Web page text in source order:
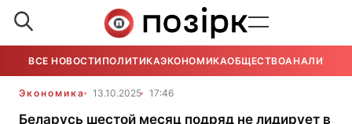
ВСЕ НОВОСТИ ПОЛИТИКАЭКОНОМИКАОБЩЕСТВОАНАЛИТИКА
Экономика 13.10.2025 17:46
Беларусь шестой месяц подряд не лидирует в